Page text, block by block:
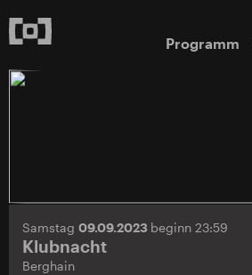
Programm
Samstag 09.09.2023 beginn 23:59
Klubnacht
Berghain